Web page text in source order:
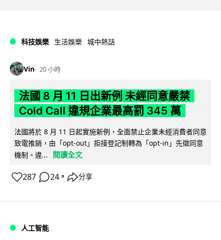
科技娛樂 生活娛樂 城中熱話
Vin 20 小時
法國 8 月 11 日出新例 未經同意嚴禁
Cold Call 違規企業最高罰 345 萬
法國將於 8 月 11 日起實施新例，全面禁止企業未經消費者同意
致電推銷，由「opt-out」拒接登記制轉為「opt-in」先徵同意
機制。違...
閱讀全文
287 24 ↗ 分享
人工智能